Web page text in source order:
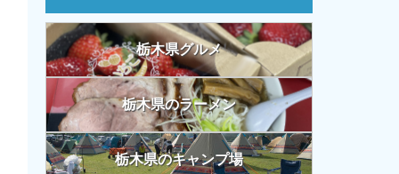
栃木県グルメ
栃木県のラーメン
栃木県のキャンプ場